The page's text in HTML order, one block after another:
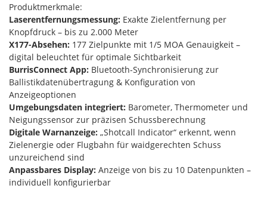
Produktmerkmale:
Laserentfernungsmessung: Exakte Zielentfernung per
Knopfdruck – bis zu 2.000 Meter
X177-Absehen: 177 Zielpunkte mit 1/5 MOA Genauigkeit –
digital beleuchtet für optimale Sichtbarkeit
BurrisConnect App: Bluetooth-Synchronisierung zur
Ballistikdatenübertragung & Konfiguration von
Anzeigeoptionen
Umgebungsdaten integriert: Barometer, Thermometer und
Neigungssensor zur präzisen Schussberechnung
Digitale Warnanzeige: „Shotcall Indicator“ erkennt, wenn
Zielenergie oder Flugbahn für waidgerechten Schuss
unzureichend sind
Anpassbares Display: Anzeige von bis zu 10 Datenpunkten –
individuell konfigurierbar